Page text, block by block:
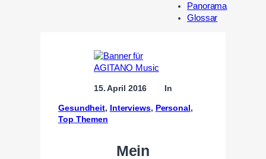
Panorama
Glossar
15. April 2016 In
Gesundheit, Interviews, Personal
Top Themen
Mein